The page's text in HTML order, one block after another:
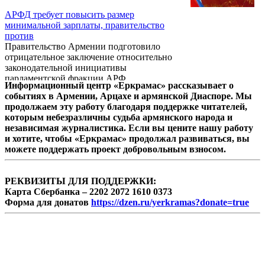
АРФД требует повысить размер
минимальной зарплаты, правительство
против
Правительство Армении подготовило
отрицательное заключение относительно
законодательной инициативы
парламентской фракции АРФ
«Дашнакцутюн», которая предусматривает
резкое увеличение минимальной
заработной платы в Армении.
Информационный центр «Еркрамас» рассказывает о
событиях в Армении, Арцахе и армянской Диаспоре. Мы
продолжаем эту работу благодаря поддержке читателей,
которым небезразличны судьба армянского народа и
независимая журналистика. Если вы цените нашу работу
и хотите, чтобы «Еркрамас» продолжал развиваться, вы
можете поддержать проект добровольным взносом.
РЕКВИЗИТЫ ДЛЯ ПОДДЕРЖКИ:
Карта Сбербанка – 2202 2072 1610 0373
Форма для донатов https://dzen.ru/yerkramas?donate=true